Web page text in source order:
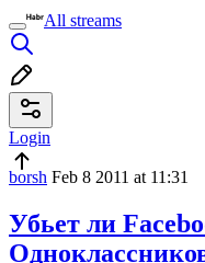
All streams
Login
borsh Feb 8 2011 at 11:31
Убьет ли